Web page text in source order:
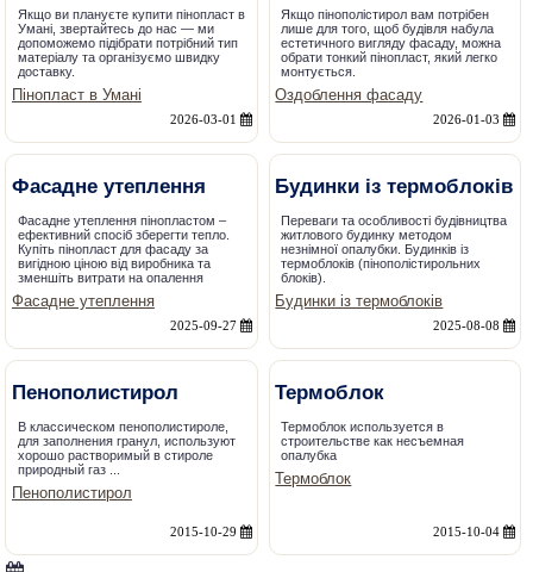
Якщо ви плануєте купити пінопласт в
Умані, звертайтесь до нас — ми
допоможемо підібрати потрібний тип
матеріалу та організуємо швидку
доставку.
Пінопласт в Умані
2026-03-01
Якщо пінополістирол вам потрібен
лише для того, щоб будівля набула
естетичного вигляду фасаду, можна
обрати тонкий пінопласт, який легко
монтується.
Оздоблення фасаду
2026-01-03
Фасадне утеплення
Фасадне утеплення пінопластом –
ефективний спосіб зберегти тепло.
Купіть пінопласт для фасаду за
вигідною ціною від виробника та
зменшіть витрати на опалення
Фасадне утеплення
2025-09-27
Будинки із термоблоків
Переваги та особливості будівництва
житлового будинку методом
незнімної опалубки. Будинків із
термоблоків (пінополістирольних
блоків).
Будинки із термоблоків
2025-08-08
Пенополистирол
В классическом пенополистироле,
для заполнения гранул, используют
хорошо растворимый в стироле
природный газ ...
Пенополистирол
2015-10-29
Термоблок
Термоблок используется в
строительстве как несъемная
опалубка
Термоблок
2015-10-04